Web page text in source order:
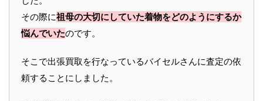
その際に祖母の大切にしていた着物をどのようにするか
悩んでいたのです。
そこで出張買取を行なっているバイセルさんに査定の依
頼することにしました。